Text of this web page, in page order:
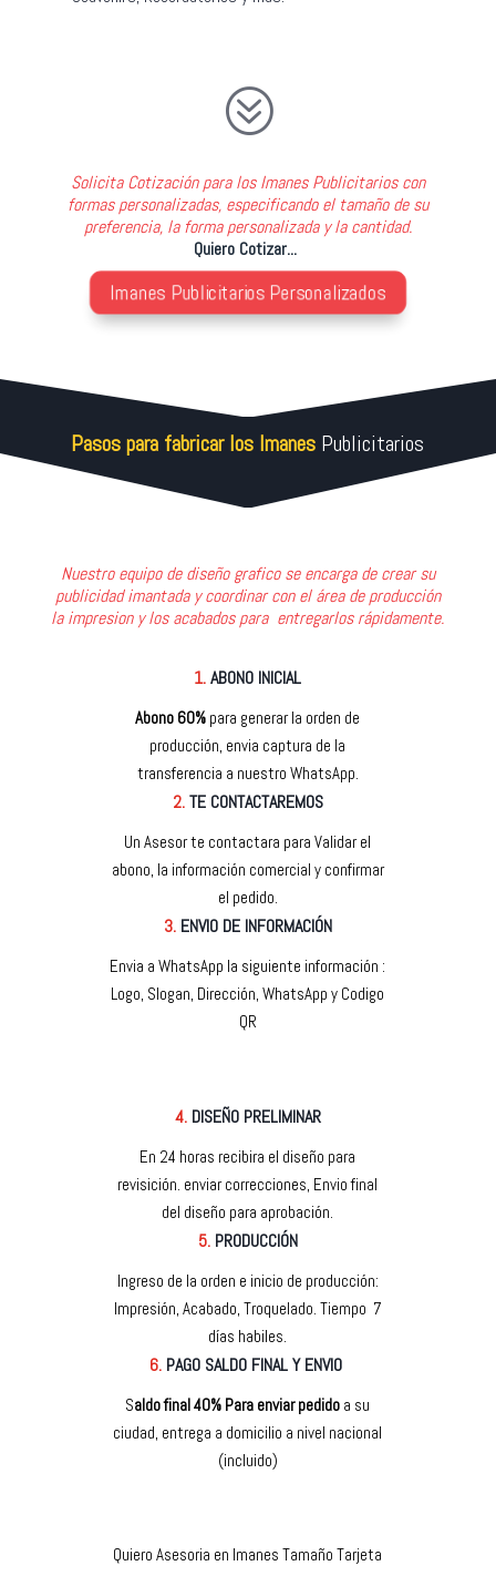
?
Solicita Cotización para los Imanes Publicitarios con
formas personalizadas, especificando el tamaño de su
preferencia, la forma personalizada y la cantidad.
Quiero Cotizar...
Imanes Publicitarios Personalizados
Pasos para fabricar los Imanes Publicitarios
Nuestro equipo de diseño grafico se encarga de crear su
publicidad imantada y coordinar con el área de producción
la impresion y los acabados para entregarlos rápidamente.
1.ABONO INICIAL
Abono 60% para generar la orden de
producción, envia captura de la
transferencia a nuestro WhatsApp.
2.TE CONTACTAREMOS
Un Asesor te contactara para Validar el
abono, la información comercial y confirmar
el pedido.
3.ENVIO DE INFORMACIÓN
Envia a WhatsApp la siguiente información :
Logo, Slogan, Dirección, WhatsApp y Codigo
QR
4.DISEÑO PRELIMINAR
En 24 horas recibira el diseño para
revisición. enviar correcciones, Envio final
del diseño para aprobación.
5.PRODUCCIÓN
Ingreso de la orden e inicio de producción:
Impresión, Acabado, Troquelado. Tiempo 7
días habiles.
6.PAGO SALDO FINAL Y ENVIO
Saldo final 40% Para enviar pedido a su
ciudad, entrega a domicilio a nivel nacional
(incluido)
Quiero Asesoria en Imanes Tamaño Tarjeta